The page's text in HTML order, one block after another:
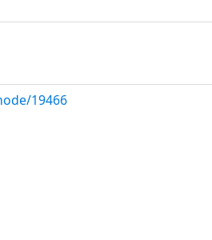
19466